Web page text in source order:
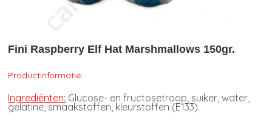
Fini Raspberry Elf Hat Marshmallows 150gr.
Productinformatie:
Ingrediënten: Glucose- en fructosetroop, suiker, water,
gelatine, smaakstoffen, kleurstoffen (E133).